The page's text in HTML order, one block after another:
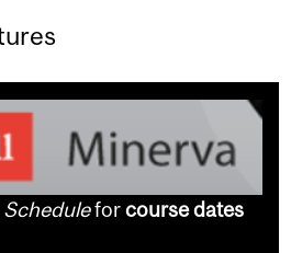
Scheduleforcourse dates